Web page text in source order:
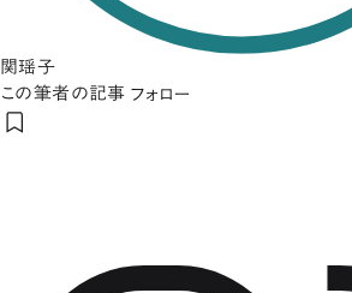
関瑶子
この筆者の記事 フォロー